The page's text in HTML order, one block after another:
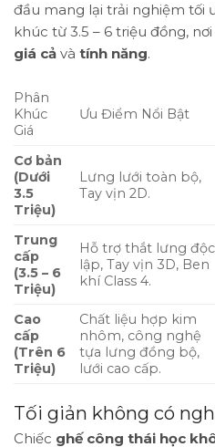
đầu mang lại trải nghiệm tối
khúc từ 3.5 – 6 triệu đồng,
giá cả và tính năng.
Phân
Khúc
Giá
Ưu Điểm Nổi Bật
Cơ bản
(Dưới
3.5
Triệu)
Lưng lưới toàn bộ,
Tay vịn 2D.
Trung
cấp
(3.5 – 6
Triệu)
Hỗ trợ thắt lưng độc
lập, Tay vịn 3D, Ben
khí Class 4.
Cao
cấp
(Trên 6
Triệu)
Chất liệu hợp kim
nhôm, công nghệ
tựa lưng đồng bộ,
lưới cao cấp.
Tối giản không có
Chiếc ghế công thái học